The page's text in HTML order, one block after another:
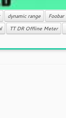
dynamic range Foobar
TT DR Offline Meter